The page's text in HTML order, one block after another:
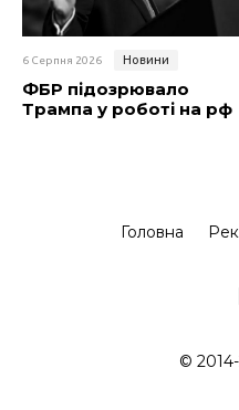
6 Серпня 2026 Новини
ФБР підозрювало
Трампа у роботі на рф
Головна
©